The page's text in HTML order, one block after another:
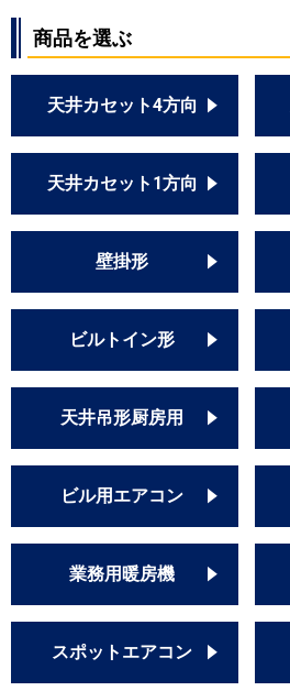
商品を選ぶ
天井カセット4方向
天井カセット1方向
壁掛形
ビルトイン形
天井吊形厨房用
ビル用エアコン
業務用暖房機
スポットエアコン